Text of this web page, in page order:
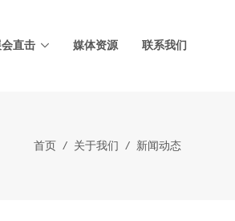
会直击 媒体资源 联系我们
首页 / 关于我们 / 新闻动态